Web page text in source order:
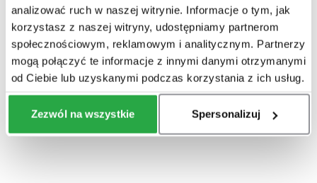
analizować ruch w naszej witrynie. Informacje o tym, jak
korzystasz z naszej witryny, udostępniamy partnerom
społecznościowym, reklamowym i analitycznym. Partnerzy
mogą połączyć te informacje z innymi danymi otrzymanymi
od Ciebie lub uzyskanymi podczas korzystania z ich usług.
Zezwól na wszystkie Spersonalizuj